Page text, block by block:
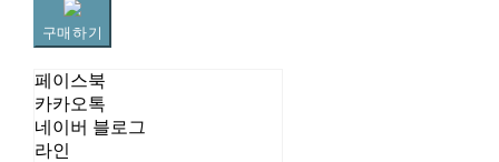
구매하기
페이스북
카카오톡
네이버 블로그
라인